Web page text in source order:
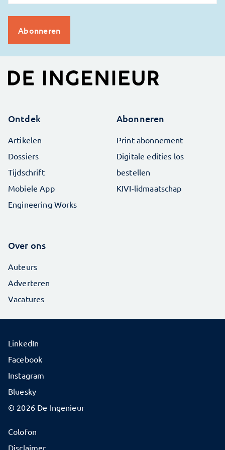
Ontdek
Artikelen
Dossiers
Tijdschrift
Mobiele App
Engineering Works
Abonneren
Print abonnement
Digitale edities los
bestellen
KIVI-lidmaatschap
Over ons
Auteurs
Adverteren
Vacatures
© 2026 De Ingenieur
Colofon
Disclaimer
LinkedIn
Facebook
Instagram
Bluesky